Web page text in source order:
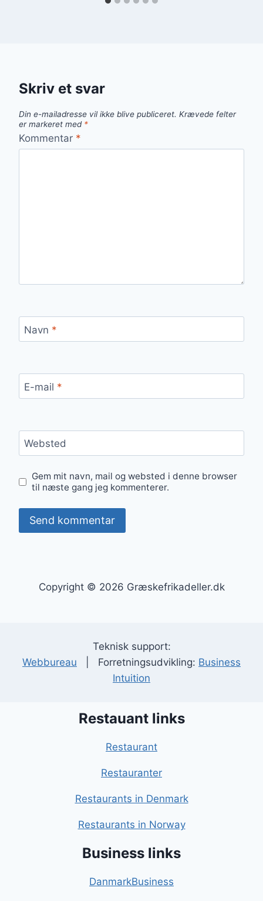
Skriv et svar
Din e-mailadresse vil ikke blive publiceret. Krævede felter
er markeret med *
Kommentar *
Navn *
E-mail *
Websted
Gem mit navn, mail og websted i denne browser
til næste gang jeg kommenterer.
Copyright © 2026 Græskefrikadeller.dk
Teknisk support:
Webbureau | Forretningsudvikling: Business
Intuition
Restauant links
Restaurant
Restauranter
Restaurants in Denmark
Restaurants in Norway
Business links
DanmarkBusiness